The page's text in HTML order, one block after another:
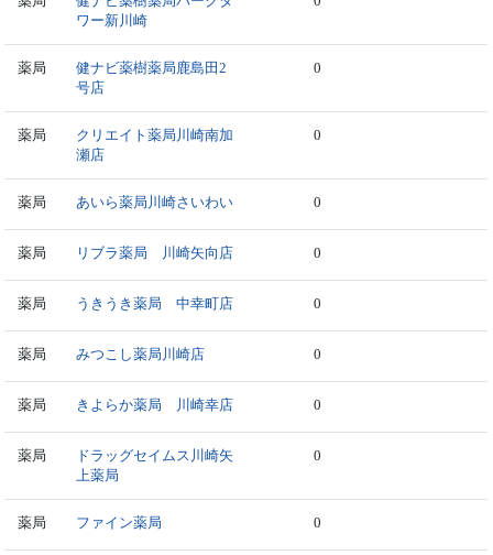
ワー新川崎
薬局
健ナビ薬樹薬局鹿島田2
号店
0
薬局
クリエイト薬局川崎南加
瀬店
0
薬局 あいら薬局川崎さいわい 0
薬局 リブラ薬局 川崎矢向店 0
薬局 うきうき薬局 中幸町店 0
薬局 みつこし薬局川崎店 0
薬局 きよらか薬局 川崎幸店 0
薬局
ドラッグセイムス川崎矢
上薬局
0
薬局 ファイン薬局 0